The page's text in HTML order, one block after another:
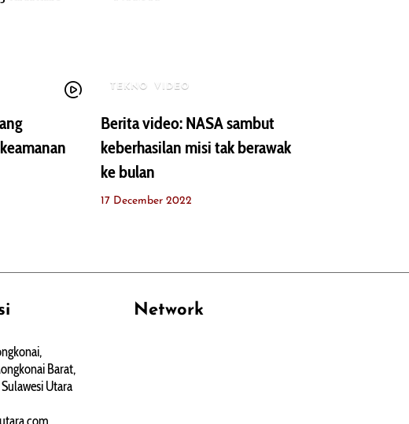
TEKNO VIDEO
Berita video: NASA sambut
keberhasilan misi tak berawak
ke bulan
17 December 2022
Barat,
Utara
Network